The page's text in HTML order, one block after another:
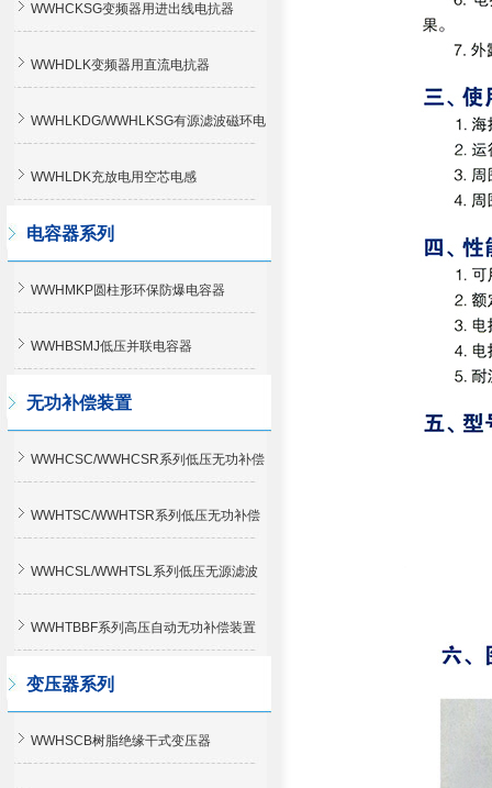
WWHCKSG变频器用进出线电抗器
WWHDLK变频器用直流电抗器
WWHLKDG/WWHLKSG有源滤波磁环电
感
WWHLDK充放电用空芯电感
电容器系列
WWHMKP圆柱形环保防爆电容器
WWHBSMJ低压并联电容器
无功补偿装置
WWHCSC/WWHCSR系列低压无功补偿
柜
WWHTSC/WWHTSR系列低压无功补偿
柜
WWHCSL/WWHTSL系列低压无源滤波
装置
WWHTBBF系列高压自动无功补偿装置
变压器系列
WWHSCB树脂绝缘干式变压器